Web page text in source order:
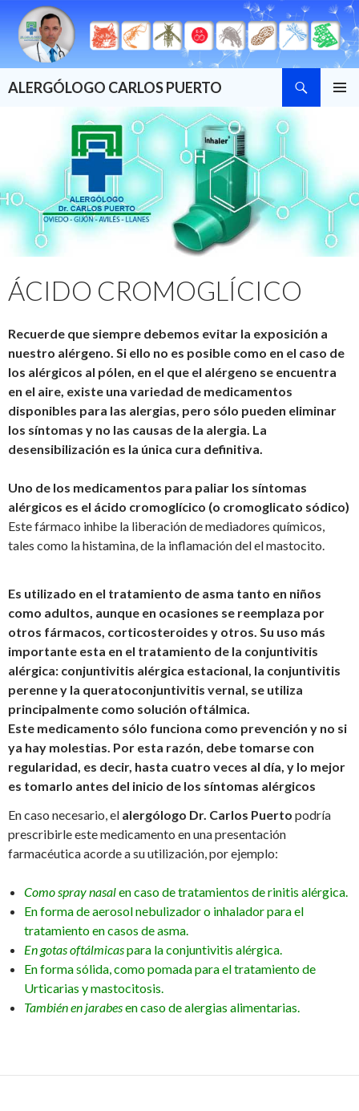
ALERGÓLOGO CARLOS PUERTO
ÁCIDO CROMOGLÍCICO
Recuerde que siempre debemos evitar la exposición a
nuestro alérgeno. Si ello no es posible como en el caso de
los alérgicos al pólen, en el que el alérgeno se encuentra
en el aire, existe una variedad de medicamentos
disponibles para las alergias, pero sólo pueden eliminar
los síntomas y no las causas de la alergia. La
desensibilización es la única cura definitiva.
Uno de los medicamentos para paliar los síntomas
alérgicos es el ácido cromoglícico (o cromoglicato sódico)
Este fármaco inhibe la liberación de mediadores químicos,
tales como la histamina, de la inflamación del el mastocito.
Es utilizado en el tratamiento de asma tanto en niños
como adultos, aunque en ocasiones se reemplaza por
otros fármacos, corticosteroides y otros. Su uso más
importante esta en el tratamiento de la conjuntivitis
alérgica: conjuntivitis alérgica estacional, la conjuntivitis
perenne y la queratoconjuntivitis vernal, se utiliza
principalmente como solución oftálmica.
Este medicamento sólo funciona como prevención y no si
ya hay molestias. Por esta razón, debe tomarse con
regularidad, es decir, hasta cuatro veces al día, y lo mejor
es tomarlo antes del inicio de los síntomas alérgicos
En caso necesario, el alergólogo Dr. Carlos Puerto podría
prescribirle este medicamento en una presentación
farmacéutica acorde a su utilización, por ejemplo:
Como spray nasalen caso de tratamientos de rinitis alérgica.
En forma de aerosol nebulizador o inhalador para el
tratamiento en casos de asma.
En gotas oftálmicaspara la conjuntivitis alérgica.
En forma sólida, como pomada para el tratamiento de
Urticarias y mastocitosis.
También en jarabesen caso de alergias alimentarias.